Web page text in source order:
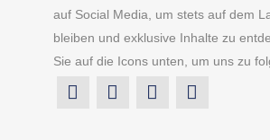
auf Social Media, um stets auf dem
bleiben und exklusive Inhalte zu
Sie auf die Icons unten, um uns zu